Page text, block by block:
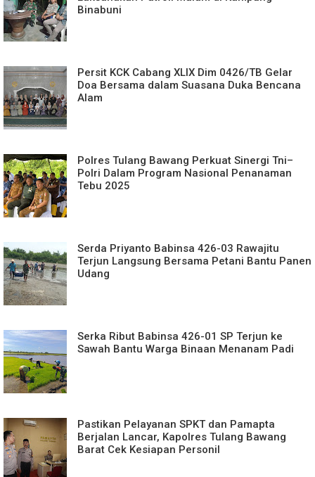
Binabuni
Persit KCK Cabang XLIX Dim 0426/TB Gelar
Doa Bersama dalam Suasana Duka Bencana
Alam
Polres Tulang Bawang Perkuat Sinergi Tni–
Polri Dalam Program Nasional Penanaman
Tebu 2025
Serda Priyanto Babinsa 426-03 Rawajitu
Terjun Langsung Bersama Petani Bantu Panen
Udang
Serka Ribut Babinsa 426-01 SP Terjun ke
Sawah Bantu Warga Binaan Menanam Padi
Pastikan Pelayanan SPKT dan Pamapta
Berjalan Lancar, Kapolres Tulang Bawang
Barat Cek Kesiapan Personil